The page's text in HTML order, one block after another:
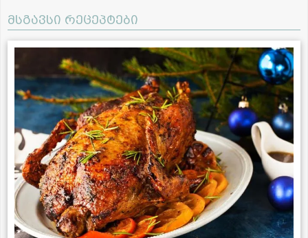
მსგავსი რეცეპტები